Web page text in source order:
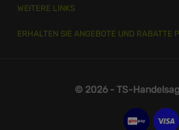
WEITERE LINKS
ERHALTEN SIE ANGEBOTE UND RABATTE
© 2026 - TS-